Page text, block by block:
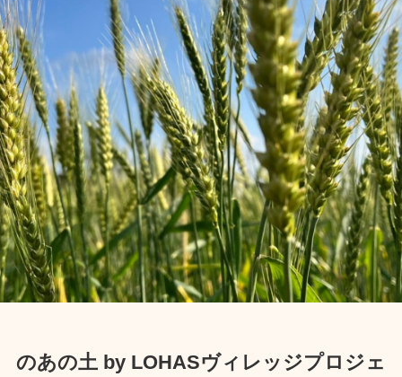
のあの土 by LOHASヴィレッジプロジェ